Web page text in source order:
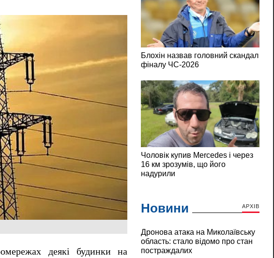
деякі будинки на
Новини АРХІВ
Дронова атака на Миколаївську
область: стало відомо про стан
постраждалих